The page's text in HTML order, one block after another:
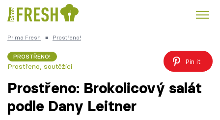
Česká kuchyně
Prima Fresh ■ Prostřeno!
PROSTŘENO!
Prostřeno, soutěžící
Pin it
Prostřeno: Brokolicový salát
podle Dany Leitner